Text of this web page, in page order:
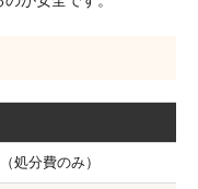
処分費のみ）